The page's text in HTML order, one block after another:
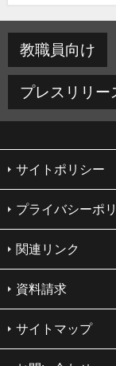
教職員向け
プレスリリー
サイトポリシー
プライバシーポ
関連リンク
資料請求
サイトマップ